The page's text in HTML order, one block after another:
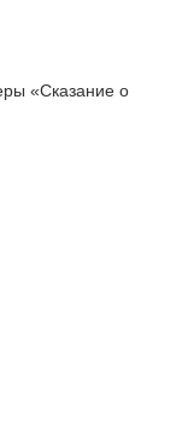
«Сказание о